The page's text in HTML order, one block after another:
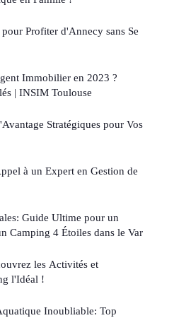
Profiter d'Annecy sans Se
Immobilier en 2023 ?
| INSIM Toulouse
Stratégiques pour Vos
à un Expert en Gestion de
Guide Ultime pour un
Camping 4 Étoiles dans le Var
les Activités et
l'Idéal !
Inoubliable: Top